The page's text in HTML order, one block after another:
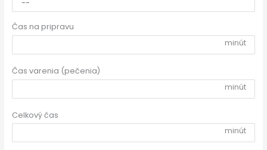
Čas na pripravu
minút
Čas varenia (pečenia)
minút
Celkový čas
minút